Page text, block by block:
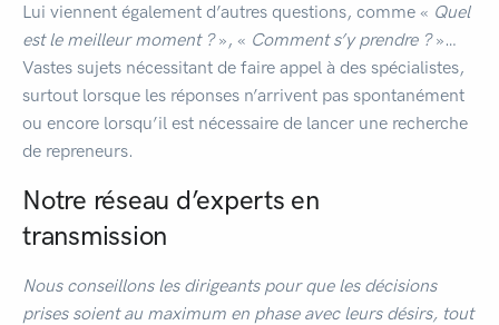
Lui viennent également d’autres questions, comme « Quel
est le meilleur moment ?», « Comment s’y prendre ?»…
Vastes sujets nécessitant de faire appel à des spécialistes,
surtout lorsque les réponses n’arrivent pas spontanément
ou encore lorsqu’il est nécessaire de lancer une recherche
de repreneurs.
Notre réseau d’experts en
transmission
Nous conseillons les dirigeants pour que les décisions
prises soient au maximum en phase avec leurs désirs, tout